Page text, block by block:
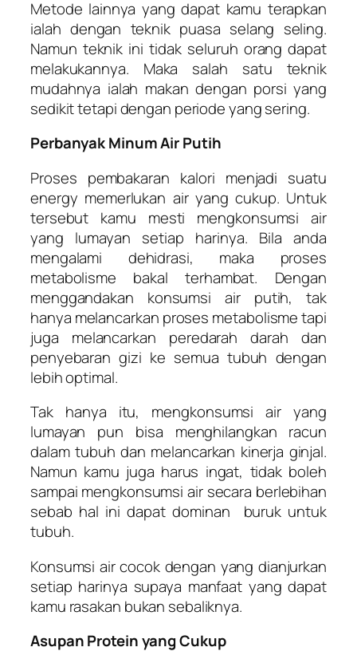
Metode lainnya yang dapat kamu terapkan
ialah dengan teknik puasa selang seling.
Namun teknik ini tidak seluruh orang dapat
melakukannya. Maka salah satu teknik
mudahnya ialah makan dengan porsi yang
sedikit tetapi dengan periode yang sering.
Perbanyak Minum Air Putih
Proses pembakaran kalori menjadi suatu
energy memerlukan air yang cukup. Untuk
tersebut kamu mesti mengkonsumsi air
yang lumayan setiap harinya. Bila anda
mengalami dehidrasi, maka proses
metabolisme bakal terhambat. Dengan
menggandakan konsumsi air putih, tak
hanya melancarkan proses metabolisme tapi
juga melancarkan peredarah darah dan
penyebaran gizi ke semua tubuh dengan
lebih optimal.
Tak hanya itu, mengkonsumsi air yang
lumayan pun bisa menghilangkan racun
dalam tubuh dan melancarkan kinerja ginjal.
Namun kamu juga harus ingat, tidak boleh
sampai mengkonsumsi air secara berlebihan
sebab hal ini dapat dominan buruk untuk
tubuh.
Konsumsi air cocok dengan yang dianjurkan
setiap harinya supaya manfaat yang dapat
kamu rasakan bukan sebaliknya.
Asupan Protein yang Cukup